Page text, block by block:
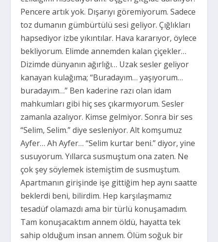
Pencere artık yok. Dışarıyı göremiyorum. Sadece
toz dumanın gümbürtülü sesi geliyor. Çığlıkları
hapsediyor izbe yıkıntılar. Hava kararıyor, öylece
bekliyorum. Elimde annemden kalan çiçekler…
Dizimde dünyanın ağırlığı… Uzak sesler geliyor
kanayan kulağıma; “Buradayım… yaşıyorum…
buradayım…” Ben kaderine razı olan idam
mahkumları gibi hiç ses çıkarmıyorum. Sesler
zamanla azalıyor. Kimse gelmiyor. Sonra bir ses
“Selim, Selim.” diye sesleniyor. Alt komşumuz
Ayfer… Ah Ayfer… “Selim kurtar beni.” diyor, yine
susuyorum. Yıllarca susmuştum ona zaten. Ne
çok şey söylemek istemiştim de susmuştum.
Apartmanın girişinde işe gittiğim hep aynı saatte
beklerdi beni, bilirdim. Hep karşılaşmamız
tesadüf olamazdı ama bir türlü konuşamadım.
Tam konuşacaktım annem öldü, hayatta tek
sahip olduğum insan annem. Ölüm soğuk bir